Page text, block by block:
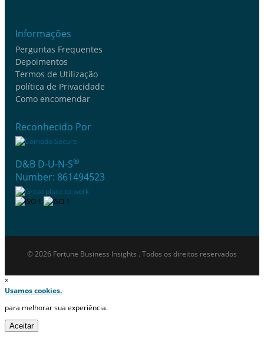
Informações
Perguntas Frequentes
Depoimentos
Termos de Utilização
política de Privacidade
Como encomendar
Reconhecido Por
D&B D-U-N-S®
Number: 861494523
© 2026 Fortune Business Insights . Todos os direitos reservados
×
Usamos cookies.
para melhorar sua experiência.
Aceitar